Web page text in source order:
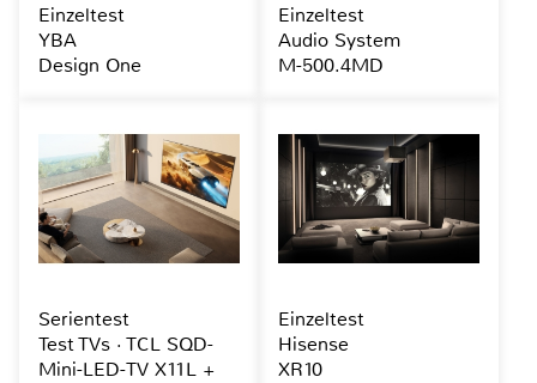
Einzeltest
YBA
Design One
Einzeltest
Audio System
M-500.4MD
Serientest
Test TVs · TCL SQD-
Mini-LED-TV X11L +
Einzeltest
Hisense
XR10